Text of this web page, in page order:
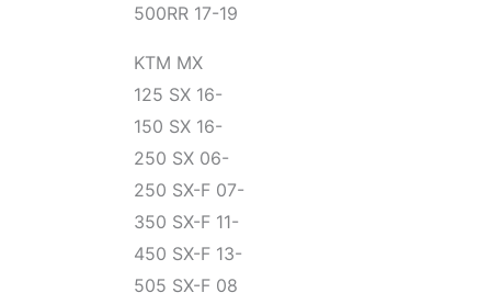
500RR 17-19
KTM MX
125 SX 16-
150 SX 16-
250 SX 06-
250 SX-F 07-
350 SX-F 11-
450 SX-F 13-
505 SX-F 08